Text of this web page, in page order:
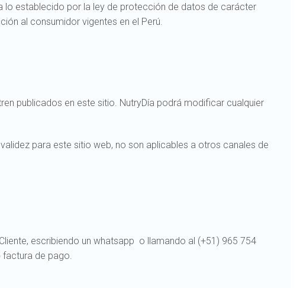
establecido por la ley de protección de datos de carácter
al consumidor vigentes en el Perú.
publicados en este sitio. NutryDía podrá modificar cualquier
para este sitio web, no son aplicables a otros canales de
escribiendo un whatsapp o llamando al (+51) 965 754
factura de pago.